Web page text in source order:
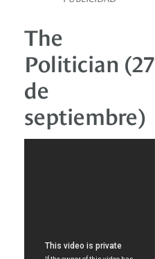
The
Politician (27
de
septiembre)